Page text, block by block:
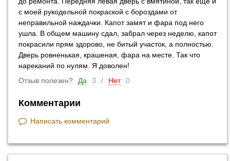
с моей рукодельной покраской с бороздами от
неправильной наждачки. Капот замят и фара под него
ушла. В общем машину сдал, забрал через неделю, капот
покрасили прям здорово, не битый участок, а полностью.
Дверь ровненькая, крашеная, фара на месте. Так что
нареканий по нулям. Я доволен!
Отзыв полезен?
Да 3 / Нет 0
Комментарии
Написать комментарий